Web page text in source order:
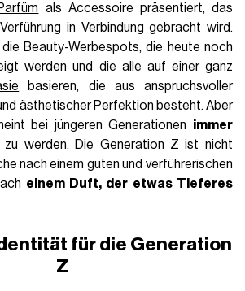
als Accessoire präsentiert, das
in Verbindung gebracht wird.
die Beauty-Werbespots, die heute noch
werden und die alle auf einer ganz
basieren, die aus anspruchsvoller
ästhetischerPerfektion besteht. Aber
bei jüngeren Generationen immer
werden. Die Generation Z ist nicht
nach einem guten und verführerischen
einem Duft, der etwas Tieferes
für die Generation
Z